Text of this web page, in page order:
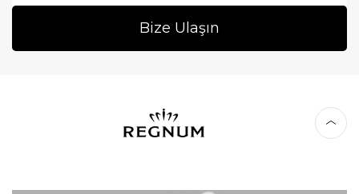
Bize Ulaşın